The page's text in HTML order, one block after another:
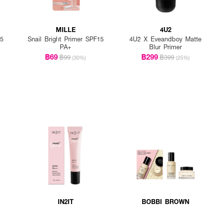
MILLE
Snail Bright Primer SPF15
PA+
฿69฿99 (30%)
4U2
4U2 X Eveandboy Matte
Blur Primer
฿299฿399 (25%)
IN2IT BOBBI BROWN